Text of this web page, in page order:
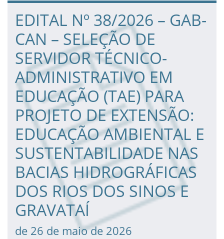
Fim da navegação
Início do conteúdo
EDITAL Nº 38/2026 – GAB-
CAN – SELEÇÃO DE
SERVIDOR TÉCNICO-
ADMINISTRATIVO EM
EDUCAÇÃO (TAE) PARA
PROJETO DE EXTENSÃO:
EDUCAÇÃO AMBIENTAL E
SUSTENTABILIDADE NAS
BACIAS HIDROGRÁFICAS
DOS RIOS DOS SINOS E
GRAVATAÍ
de 26 de maio de 2026